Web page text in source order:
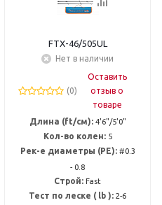
FTX-46/505UL
Нет в наличии
(0)
Оставить
отзыв о
товаре
Длина (ft/см): 4'6"/5'0"
Кол-во колен: 5
Рек-е диаметры (PE): #0.3
- 0.8
Строй: Fast
Тест по леске ( lb ): 2-6